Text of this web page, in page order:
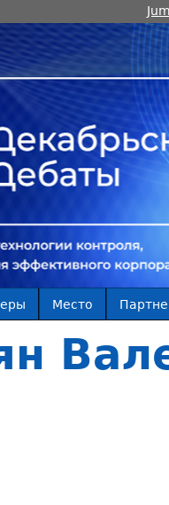
Место